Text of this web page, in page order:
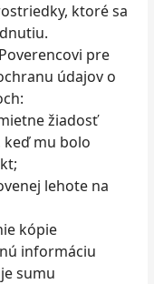
ktoré sa
pre
údajov o
žiadosť
keď mu bolo
lehote na
kópie
informáciu
sumu